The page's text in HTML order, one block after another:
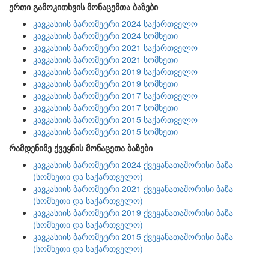
ერთი გამოკითხვის მონაცემთა ბაზები
კავკასიის ბარომეტრი 2024 საქართველო
კავკასიის ბარომეტრი 2024 სომხეთი
კავკასიის ბარომეტრი 2021 საქართველო
კავკასიის ბარომეტრი 2021 სომხეთი
კავკასიის ბარომეტრი 2019 საქართველო
კავკასიის ბარომეტრი 2019 სომხეთი
კავკასიის ბარომეტრი 2017 საქართველო
კავკასიის ბარომეტრი 2017 სომხეთი
კავკასიის ბარომეტრი 2015 საქართველო
კავკასიის ბარომეტრი 2015 სომხეთი
რამდენიმე ქვეყნის მონაცეთა ბაზები
კავკასიის ბარომეტრი 2024 ქვეყანათაშორისი ბაზა
(სომხეთი და საქართველო)
კავკასიის ბარომეტრი 2021 ქვეყანათაშორისი ბაზა
(სომხეთი და საქართველო)
კავკასიის ბარომეტრი 2019 ქვეყანათაშორისი ბაზა
(სომხეთი და საქართველო)
კავკასიის ბარომეტრი 2015 ქვეყანათაშორისი ბაზა
(სომხეთი და საქართველო)